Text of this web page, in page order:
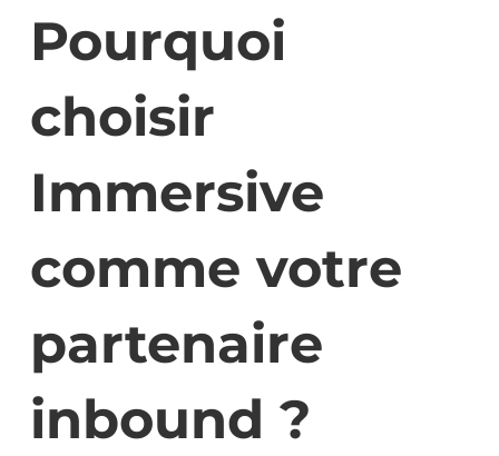
Pourquoi
choisir
Immersive
comme votre
partenaire
inbound ?